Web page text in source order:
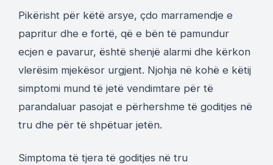
Pikërisht për këtë arsye, çdo marramendje e
papritur dhe e fortë, që e bën të pamundur
ecjen e pavarur, është shenjë alarmi dhe kërkon
vlerësim mjekësor urgjent. Njohja në kohë e këtij
simptomi mund të jetë vendimtare për të
parandaluar pasojat e përhershme të goditjes në
tru dhe për të shpëtuar jetën.
Simptoma të tjera të goditjes në tru